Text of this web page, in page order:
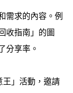
需求的內容。例
收指南」的圖
分享率。
」活動，邀請